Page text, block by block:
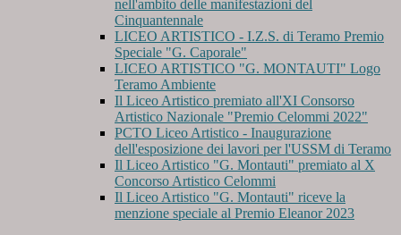
nell'ambito delle manifestazioni del
Cinquantennale
LICEO ARTISTICO - I.Z.S. di Teramo Premio
Speciale "G. Caporale"
LICEO ARTISTICO "G. MONTAUTI" Logo
Teramo Ambiente
Il Liceo Artistico premiato all'XI Consorso
Artistico Nazionale "Premio Celommi 2022"
PCTO Liceo Artistico - Inaugurazione
dell'esposizione dei lavori per l'USSM di Teramo
Il Liceo Artistico "G. Montauti" premiato al X
Concorso Artistico Celommi
Il Liceo Artistico "G. Montauti" riceve la
menzione speciale al Premio Eleanor 2023